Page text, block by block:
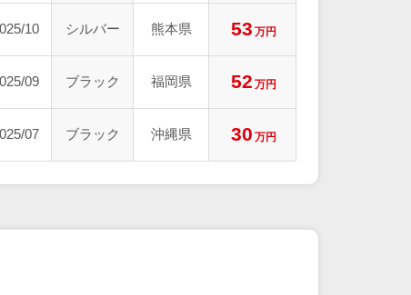
10 シルバー 熊本県 53 万円
09 ブラック 福岡県 52 万円
07 ブラック 沖縄県 30 万円